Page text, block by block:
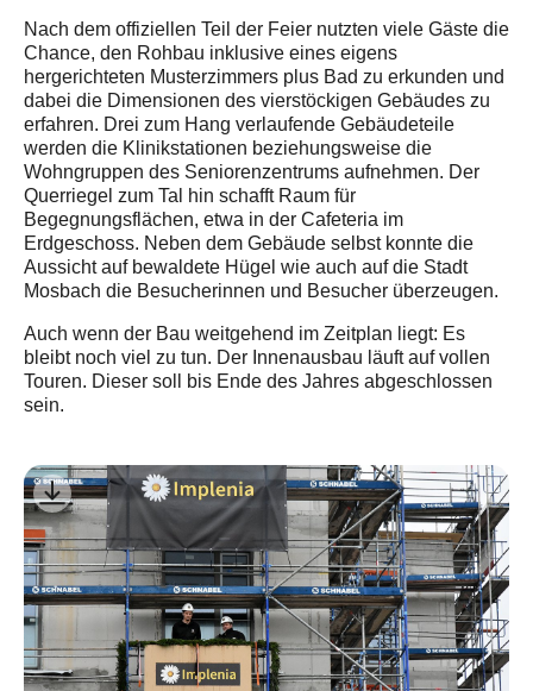
Nach dem offiziellen Teil der Feier nutzten viele Gäste die
Chance, den Rohbau inklusive eines eigens
hergerichteten Musterzimmers plus Bad zu erkunden und
dabei die Dimensionen des vierstöckigen Gebäudes zu
erfahren. Drei zum Hang verlaufende Gebäudeteile
werden die Klinikstationen beziehungsweise die
Wohngruppen des Seniorenzentrums aufnehmen. Der
Querriegel zum Tal hin schafft Raum für
Begegnungsflächen, etwa in der Cafeteria im
Erdgeschoss. Neben dem Gebäude selbst konnte die
Aussicht auf bewaldete Hügel wie auch auf die Stadt
Mosbach die Besucherinnen und Besucher überzeugen.
Auch wenn der Bau weitgehend im Zeitplan liegt: Es
bleibt noch viel zu tun. Der Innenausbau läuft auf vollen
Touren. Dieser soll bis Ende des Jahres abgeschlossen
sein.